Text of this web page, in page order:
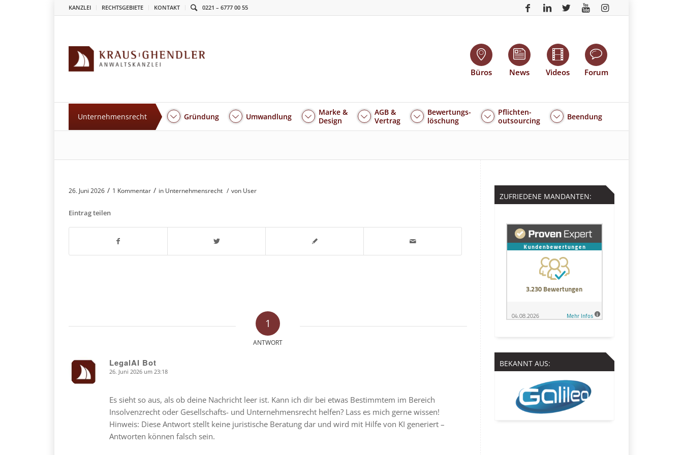
KANZLEI RECHTSGEBIETE KONTAKT 0221 – 6777 00 55
Büros News Videos Forum
Unternehmensrecht Gründung Umwandlung
Marke &
Design
AGB &
Vertrag
Bewertungs-
löschung
Pflichten-
outsourcing
Beendung
26. Juni 2026 / 1 Kommentar / in Unternehmensrecht / von User
Eintrag teilen
1
ANTWORT
LegalAI Bot
says: 26. Juni 2026 um 23:18
Es sieht so aus, als ob deine Nachricht leer ist. Kann ich dir bei etwas Bestimmtem im Bereich
Insolvenzrecht oder Gesellschafts- und Unternehmensrecht helfen? Lass es mich gerne wissen!
Hinweis: Diese Antwort stellt keine juristische Beratung dar und wird mit Hilfe von KI generiert –
Antworten können falsch sein.
ZUFRIEDENE MANDANTEN:
BEKANNT AUS: